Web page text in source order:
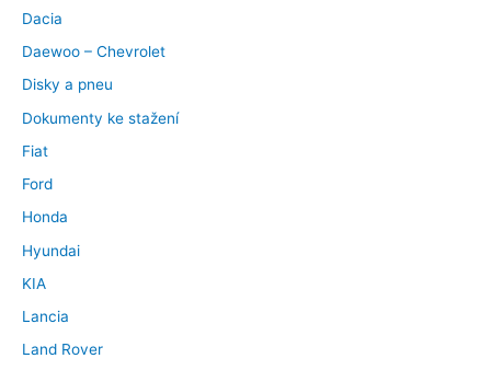
Dacia
Daewoo – Chevrolet
Disky a pneu
Dokumenty ke stažení
Fiat
Ford
Honda
Hyundai
KIA
Lancia
Land Rover